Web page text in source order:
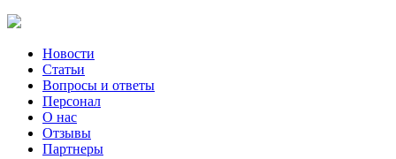
Новости
Статьи
Вопросы и ответы
Персонал
О нас
Отзывы
Партнеры